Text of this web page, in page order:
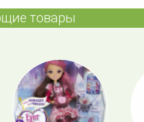
товары